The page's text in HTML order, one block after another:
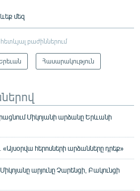
մեզ
բաժիններում
Հասարակություն
Միկոյանի արձանը Երևանի
հերոսների արձանները դրեք»
արյունը Չարենցի, Բակունցի